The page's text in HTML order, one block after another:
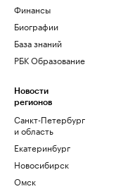
Финансы
Биографии
База знаний
РБК Образование
Новости
регионов
Санкт-Петербург
и область
Екатеринбург
Новосибирск
Омск